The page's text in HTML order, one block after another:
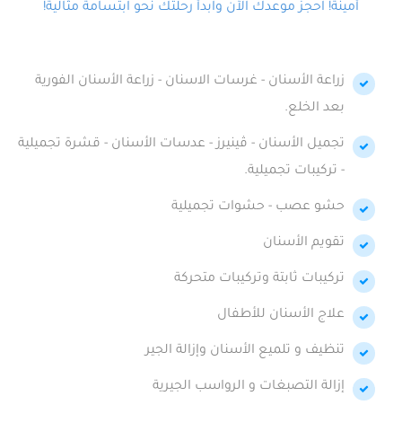
أمينة! احجز موعدك الآن وابدأ رحلتك نحو ابتسامة مثالية!
زراعة الأسنان - غرسات الاسنان - زراعة الأسنان الفورية
بعد الخلع.
تجميل الأسنان - ڤينيرز - عدسات الأسنان - قشرة تجميلية
- تركيبات تجميلية.
حشو عصب - حشوات تجميلية
تقويم الأسنان
تركيبات ثابتة وتركيبات متحركة
علاج الأسنان للأطفال
تنظيف و تلميع الأسنان وإزالة الجير
إزالة التصبغات و الرواسب الجيرية